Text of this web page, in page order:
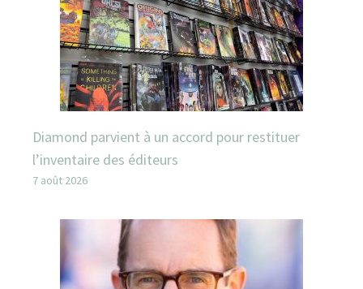
Diamond parvient à un accord pour restituer
l’inventaire des éditeurs
7 août 2026